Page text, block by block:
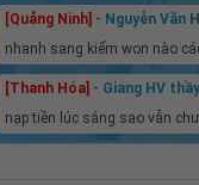
[Quảng Ninh] - Nguyễn Văn
nhanh sang kiếm won nào
[Thanh Hóa] - Giang HV
nạp tiền lúc sáng sao vẫn